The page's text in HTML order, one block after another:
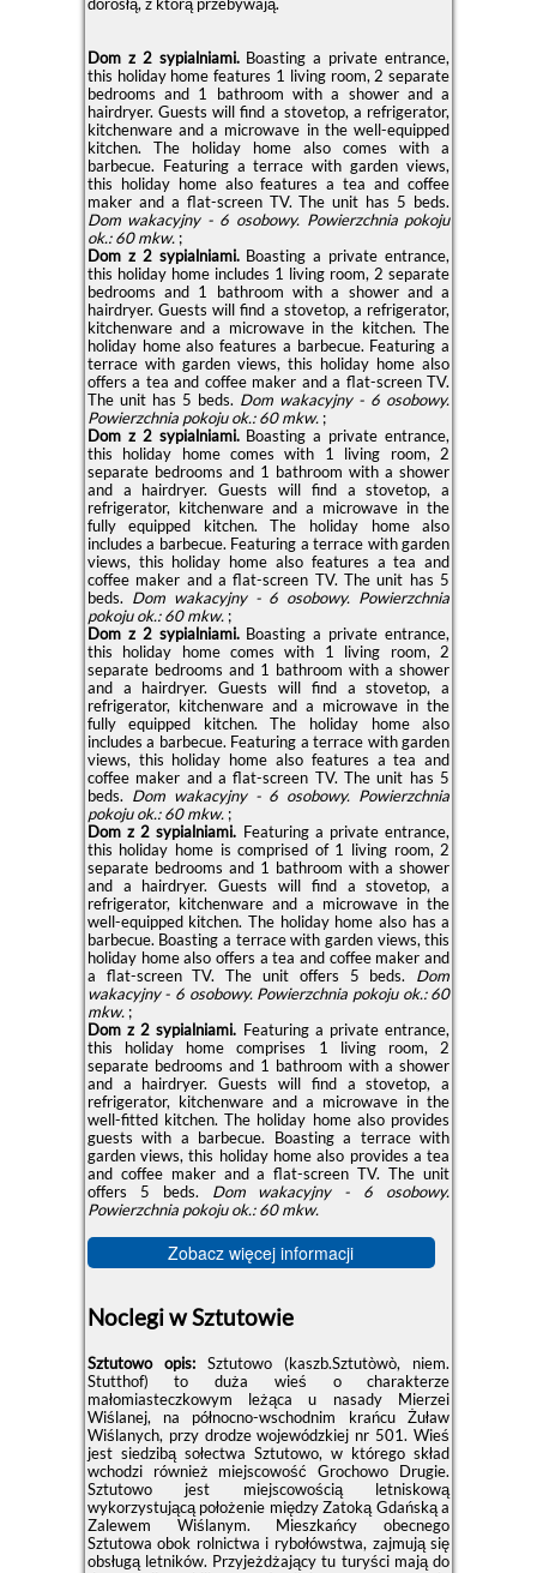
Dom z 2 sypialniami.Boasting a private entrance,
this holiday home features 1 living room, 2 separate
bedrooms and 1 bathroom with a shower and a
hairdryer. Guests will find a stovetop, a refrigerator,
kitchenware and a microwave in the well-equipped
kitchen. The holiday home also comes with a
barbecue. Featuring a terrace with garden views,
this holiday home also features a tea and coffee
maker and a flat-screen TV. The unit has 5 beds.
Dom wakacyjny - 6 osobowy. Powierzchnia pokoju
ok.: 60 mkw.;
Dom z 2 sypialniami.Boasting a private entrance,
this holiday home includes 1 living room, 2 separate
bedrooms and 1 bathroom with a shower and a
hairdryer. Guests will find a stovetop, a refrigerator,
kitchenware and a microwave in the kitchen. The
holiday home also features a barbecue. Featuring a
terrace with garden views, this holiday home also
offers a tea and coffee maker and a flat-screen TV.
The unit has 5 beds. Dom wakacyjny - 6 osobowy.
Powierzchnia pokoju ok.: 60 mkw.;
Dom z 2 sypialniami.Boasting a private entrance,
this holiday home comes with 1 living room, 2
separate bedrooms and 1 bathroom with a shower
and a hairdryer. Guests will find a stovetop, a
refrigerator, kitchenware and a microwave in the
fully equipped kitchen. The holiday home also
includes a barbecue. Featuring a terrace with garden
views, this holiday home also features a tea and
coffee maker and a flat-screen TV. The unit has 5
beds. Dom wakacyjny - 6 osobowy. Powierzchnia
pokoju ok.: 60 mkw.;
Dom z 2 sypialniami.Boasting a private entrance,
this holiday home comes with 1 living room, 2
separate bedrooms and 1 bathroom with a shower
and a hairdryer. Guests will find a stovetop, a
refrigerator, kitchenware and a microwave in the
fully equipped kitchen. The holiday home also
includes a barbecue. Featuring a terrace with garden
views, this holiday home also features a tea and
coffee maker and a flat-screen TV. The unit has 5
beds. Dom wakacyjny - 6 osobowy. Powierzchnia
pokoju ok.: 60 mkw.;
Dom z 2 sypialniami. Featuring a private entrance,
this holiday home is comprised of 1 living room, 2
separate bedrooms and 1 bathroom with a shower
and a hairdryer. Guests will find a stovetop, a
refrigerator, kitchenware and a microwave in the
well-equipped kitchen. The holiday home also has a
barbecue. Boasting a terrace with garden views, this
holiday home also offers a tea and coffee maker and
a flat-screen TV. The unit offers 5 beds. Dom
wakacyjny - 6 osobowy. Powierzchnia pokoju ok.: 60
mkw.;
Dom z 2 sypialniami. Featuring a private entrance,
this holiday home comprises 1 living room, 2
separate bedrooms and 1 bathroom with a shower
and a hairdryer. Guests will find a stovetop, a
refrigerator, kitchenware and a microwave in the
well-fitted kitchen. The holiday home also provides
guests with a barbecue. Boasting a terrace with
garden views, this holiday home also provides a tea
and coffee maker and a flat-screen TV. The unit
offers 5 beds. Dom wakacyjny - 6 osobowy.
Powierzchnia pokoju ok.: 60 mkw.
Zobacz więcej informacji
Noclegi w Sztutowie
Sztutowo opis: Sztutowo (kaszb.Sztutòwò, niem.
Stutthof) to duża wieś o charakterze
małomiasteczkowym leżąca u nasady Mierzei
Wiślanej, na północno-wschodnim krańcu Żuław
Wiślanych, przy drodze wojewódzkiej nr 501. Wieś
jest siedzibą sołectwa Sztutowo, w którego skład
wchodzi również miejscowość Grochowo Drugie.
Sztutowo jest miejscowością letniskową
wykorzystującą położenie między Zatoką Gdańską a
Zalewem Wiślanym. Mieszkańcy obecnego
Sztutowa obok rolnictwa i rybołówstwa, zajmują się
obsługą letników. Przyjeżdżający tu turyści mają do